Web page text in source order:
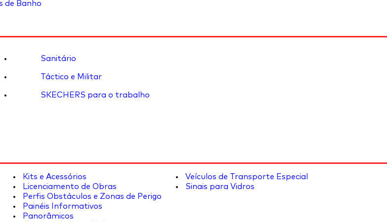
de Banho
Sanitário
Táctico e Militar
SKECHERS para o trabalho
Kits e Acessórios
Licenciamento de Obras
Perfis Obstáculos e Zonas de Perigo
Painéis Informativos
Panorâmicos
Veículos de Transporte Especial
Sinais para Vidros